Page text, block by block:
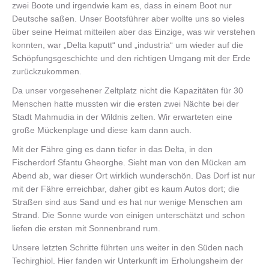
zwei Boote und irgendwie kam es, dass in einem Boot nur
Deutsche saßen. Unser Bootsführer aber wollte uns so vieles
über seine Heimat mitteilen aber das Einzige, was wir verstehen
konnten, war „Delta kaputt“ und „industria“ um wieder auf die
Schöpfungsgeschichte und den richtigen Umgang mit der Erde
zurückzukommen.
Da unser vorgesehener Zeltplatz nicht die Kapazitäten für 30
Menschen hatte mussten wir die ersten zwei Nächte bei der
Stadt Mahmudia in der Wildnis zelten. Wir erwarteten eine
große Mückenplage und diese kam dann auch.
Mit der Fähre ging es dann tiefer in das Delta, in den
Fischerdorf Sfantu Gheorghe. Sieht man von den Mücken am
Abend ab, war dieser Ort wirklich wunderschön. Das Dorf ist nur
mit der Fähre erreichbar, daher gibt es kaum Autos dort; die
Straßen sind aus Sand und es hat nur wenige Menschen am
Strand. Die Sonne wurde von einigen unterschätzt und schon
liefen die ersten mit Sonnenbrand rum.
Unsere letzten Schritte führten uns weiter in den Süden nach
Techirghiol. Hier fanden wir Unterkunft im Erholungsheim der